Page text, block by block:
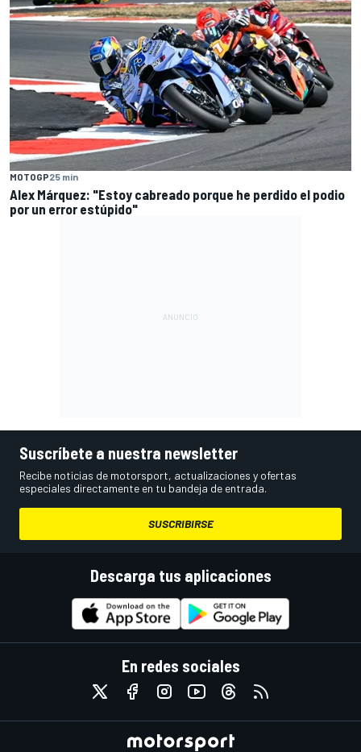
MOTOGP25 min
Alex Márquez: "Estoy cabreado porque he perdido el podio
por un error estúpido"
Suscríbete a nuestra newsletter
Recibe noticias de motorsport, actualizaciones y ofertas
especiales directamente en tu bandeja de entrada.
SUSCRIBIRSE
Descarga tus aplicaciones
En redes sociales